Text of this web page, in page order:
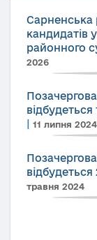
кандидатів
районного
2026
11 липня 2024
травня 2024